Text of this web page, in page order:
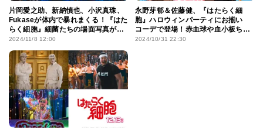
片岡愛之助、新納慎也、小沢真珠、
Fukaseが体内で暴れまくる！『はた
らく細胞』細菌たちの場面写真が公
開
2024/11/8 12:00
永野芽郁＆佐藤健、『はたらく細
胞』ハロウィンパーティにお揃い
コーデで登場！赤血球や血小板ちゃ
んの仮装を見つけて「かわいい」と
2024/10/31 22:30